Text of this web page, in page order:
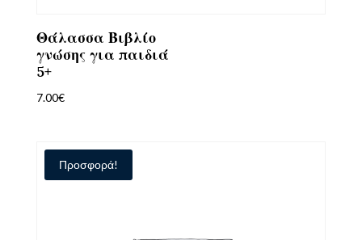
Θάλασσα Βιβλίο
γνώσης για παιδιά
5+
7.00€
Προσφορά!